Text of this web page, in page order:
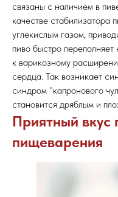
связаны с наличием в
качестве
углекислым газом,
пиво быстро
к варикозному
сердца. Так возникает
синдром "капронового
становится дряблым и
Приятный вкус
пищеварения